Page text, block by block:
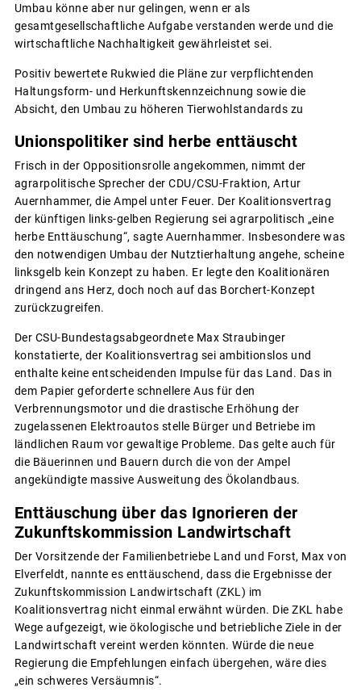
Umbau könne aber nur gelingen, wenn er als
gesamtgesellschaftliche Aufgabe verstanden werde und die
wirtschaftliche Nachhaltigkeit gewährleistet sei.
Positiv bewertete Rukwied die Pläne zur verpflichtenden
Haltungsform- und Herkunftskennzeichnung sowie die
Absicht, den Umbau zu höheren Tierwohlstandards zu
Unionspolitiker sind herbe enttäuscht
Frisch in der Oppositionsrolle angekommen, nimmt der
agrarpolitische Sprecher der CDU/CSU-Fraktion, Artur
Auernhammer, die Ampel unter Feuer. Der Koalitionsvertrag
der künftigen links-gelben Regierung sei agrarpolitisch „eine
herbe Enttäuschung“, sagte Auernhammer. Insbesondere was
den notwendigen Umbau der Nutztierhaltung angehe, scheine
linksgelb kein Konzept zu haben. Er legte den Koalitionären
dringend ans Herz, doch noch auf das Borchert-Konzept
zurückzugreifen.
Der CSU-Bundestagsabgeordnete Max Straubinger
konstatierte, der Koalitionsvertrag sei ambitionslos und
enthalte keine entscheidenden Impulse für das Land. Das in
dem Papier geforderte schnellere Aus für den
Verbrennungsmotor und die drastische Erhöhung der
zugelassenen Elektroautos stelle Bürger und Betriebe im
ländlichen Raum vor gewaltige Probleme. Das gelte auch für
die Bäuerinnen und Bauern durch die von der Ampel
angekündigte massive Ausweitung des Ökolandbaus.
Enttäuschung über das Ignorieren der
Zukunftskommission Landwirtschaft
Der Vorsitzende der Familienbetriebe Land und Forst, Max von
Elverfeldt, nannte es enttäuschend, dass die Ergebnisse der
Zukunftskommission Landwirtschaft (ZKL) im
Koalitionsvertrag nicht einmal erwähnt würden. Die ZKL habe
Wege aufgezeigt, wie ökologische und betriebliche Ziele in der
Landwirtschaft vereint werden könnten. Würde die neue
Regierung die Empfehlungen einfach übergehen, wäre dies
„ein schweres Versäumnis“.